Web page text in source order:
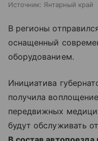
Источник: Янтарный край
В регионы
оснащенный
оборудованием.
Инициатива
получила
передвижных
будут обслуживать